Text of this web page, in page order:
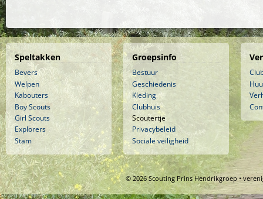
Speltakken
Bevers
Welpen
Kabouters
Boy Scouts
Girl Scouts
Explorers
Stam
Groepsinfo
Bestuur
Geschiedenis
Kleding
Clubhuis
Scoutertje
Privacybeleid
Sociale veiligheid
© 2026 Scouting Prins Hendrikgroep •